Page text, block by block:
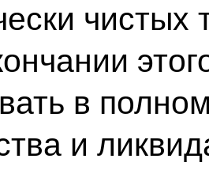
чистых
в
и